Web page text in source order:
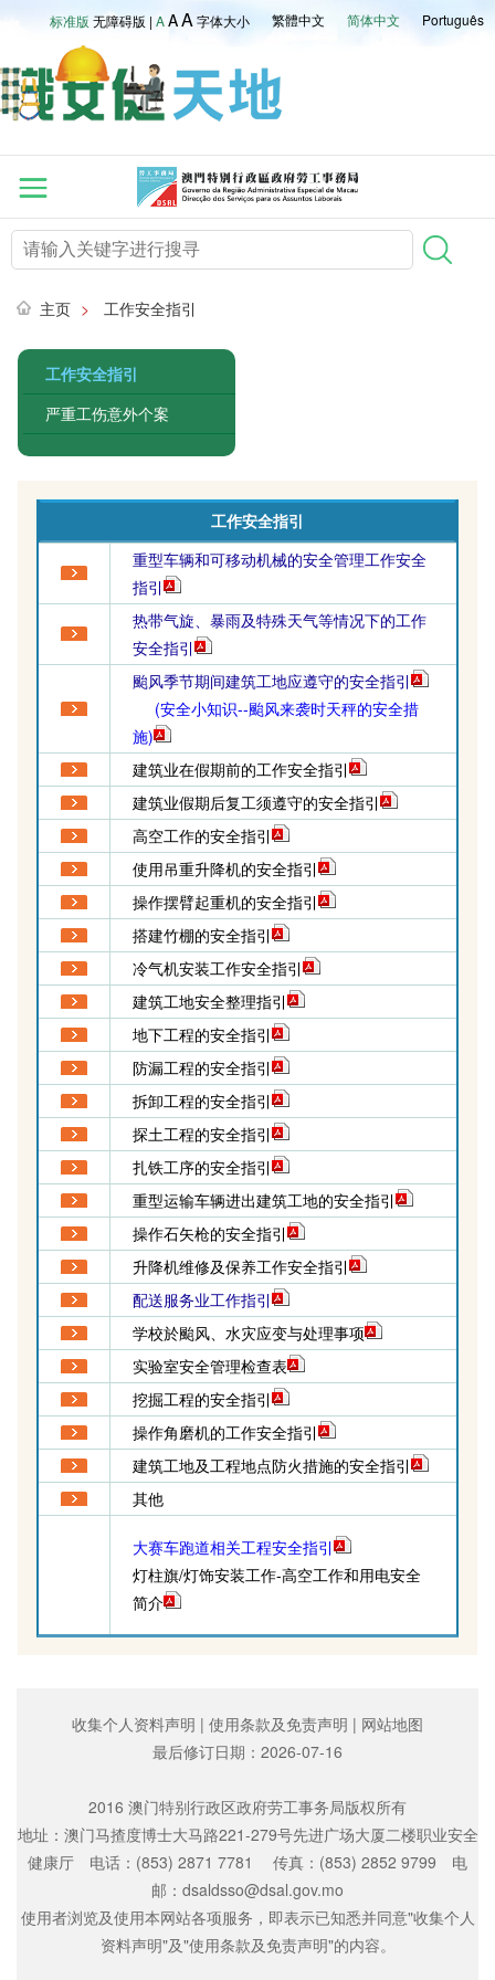
Português
简体中文
繁體中文
标准版 无障碍版 | AAA字体大小
主页 > 工作安全指引
工作安全指引
严重工伤意外个案
工作安全指引
重型车辆和可移动机械的安全管理工作安全
指引
热带气旋、暴雨及特殊天气等情况下的工作
安全指引
颱风季节期间建筑工地应遵守的安全指引
(安全小知识--颱风来袭时天秤的安全措
施)
建筑业在假期前的工作安全指引
建筑业假期后复工须遵守的安全指引
高空工作的安全指引
使用吊重升降机的安全指引
操作摆臂起重机的安全指引
搭建竹棚的安全指引
冷气机安装工作安全指引
建筑工地安全整理指引
地下工程的安全指引
防漏工程的安全指引
拆卸工程的安全指引
探土工程的安全指引
扎铁工序的安全指引
重型运输车辆进出建筑工地的安全指引
操作石矢枪的安全指引
升降机维修及保养工作安全指引
配送服务业工作指引
学校於颱风、水灾应变与处理事项
实验室安全管理检查表
挖掘工程的安全指引
操作角磨机的工作安全指引
建筑工地及工程地点防火措施的安全指引
其他
大赛车跑道相关工程安全指引
灯柱旗/灯饰安装工作-高空工作和用电安全
简介
收集个人资料声明 | 使用条款及免责声明 | 网站地图
最后修订日期： 2026-07-16
2016 澳门特别行政区政府劳工事务局版权所有
地址：澳门马揸度博士大马路221-279号先进广场大厦二楼职业安全
健康厅 电话：(853) 2871 7781 传真：(853) 2852 9799 电
邮：dsaldsso@dsal.gov.mo
使用者浏览及使用本网站各项服务，即表示已知悉并同意"收集个人
资料声明"及"使用条款及免责声明"的内容。